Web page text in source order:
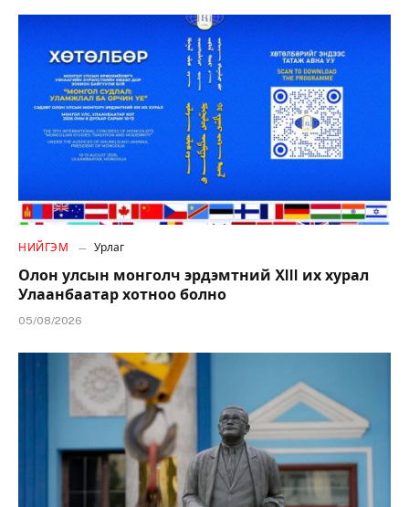
НИЙГЭМ Урлаг
Олон улсын монголч эрдэмтний XIII их хурал
Улаанбаатар хотноо болно
05/08/2026